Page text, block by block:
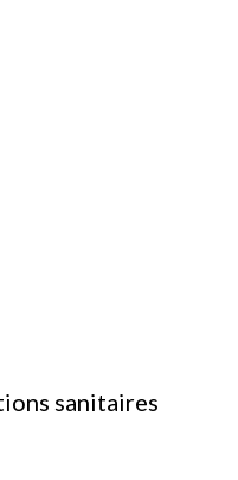
sanitaires